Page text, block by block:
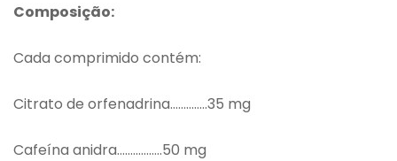
Composição:
Cada comprimido contém:
Citrato de orfenadrina…………..35 mg
Cafeína anidra……………..50 mg